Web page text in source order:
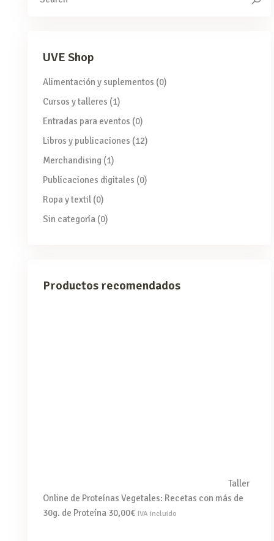
UVE Shop
Alimentación y suplementos (0)
Cursos y talleres (1)
Entradas para eventos (0)
Libros y publicaciones (12)
Merchandising (1)
Publicaciones digitales (0)
Ropa y textil (0)
Sin categoría (0)
Productos recomendados
Taller
Online de Proteínas Vegetales: Recetas con más de
30g. de Proteína 30,00€ IVA incluido